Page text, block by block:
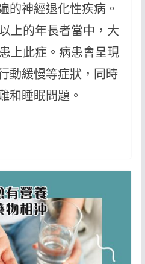
的神經退化性疾病。
上的年長者當中，大
上此症。病患會呈現
動緩慢等症狀，同時
和睡眠問題。